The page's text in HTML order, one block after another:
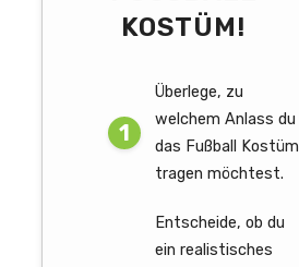
OSTÜM!
Überlege, zu
welchem Anlass du
das Fußball Kostüm
tragen möchtest.
Entscheide, ob du
ein realistisches